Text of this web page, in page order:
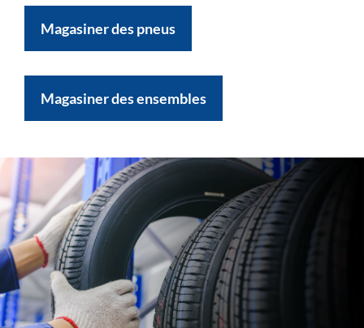
Magasiner des pneus
Magasiner des ensembles